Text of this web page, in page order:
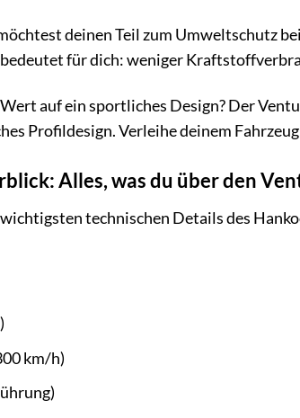
deinen Teil zum Umweltschutz
für dich: weniger
auf ein sportliches Design? Der
Profildesign. Verleihe deinem
Alles, was du über den
technischen Details des
km/h)